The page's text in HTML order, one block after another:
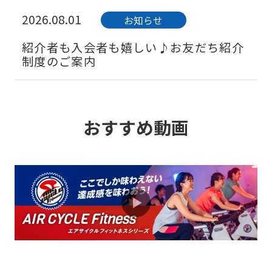
2026.08.01 お知らせ
紹介者も入会者も嬉しい♪お友だち紹介
制度のご案内
疲れたままの日常をリカバリーしよう。
2026.08.01 お知らせ
美しさのその先へ！まずはワンコインで
楽しさを実感！
おすすめ動画